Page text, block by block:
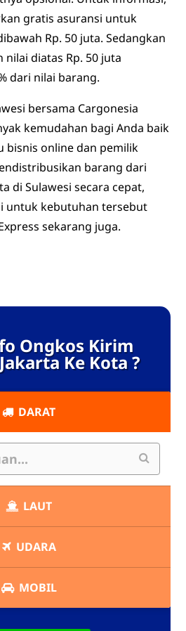
gratis asuransi untuk
Rp. 50 juta. Sedangkan
diatas Rp. 50 juta
dari nilai barang.
bersama Cargonesia
kemudahan bagi Anda baik
bisnis online dan pemilik
barang dari
di Sulawesi secara cepat,
untuk kebutuhan tersebut
sekarang juga.
Ongkos Kirim
Ke Kota ?
DARAT
LAUT
UDARA
MOBIL